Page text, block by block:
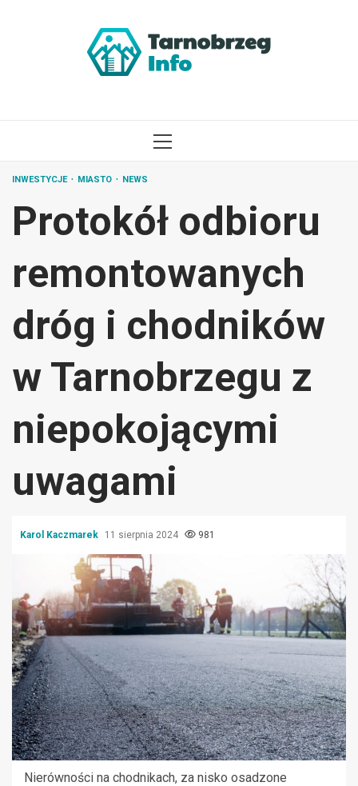
MENU
INWESTYCJE MIASTO NEWS
Protokół odbioru
remontowanych
dróg i chodników
w Tarnobrzegu z
niepokojącymi
uwagami
Karol Kaczmarek 11 sierpnia 2024 981
Nierówności na chodnikach, za nisko osadzone